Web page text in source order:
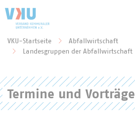
Sie befinden sich hier:
VKU-Startseite
Abfallwirtschaft
Landesgruppen der Abfallwirtschaft
Termine und Vorträge